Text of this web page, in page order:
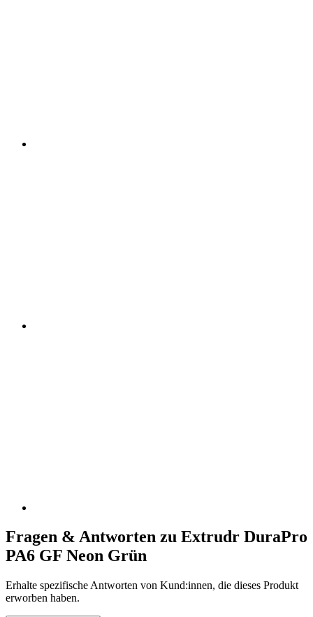
Fragen & Antworten zu Extrudr DuraPro
PA6 GF Neon Grün
Erhalte spezifische Antworten von Kund:innen, die dieses Produkt
erworben haben.